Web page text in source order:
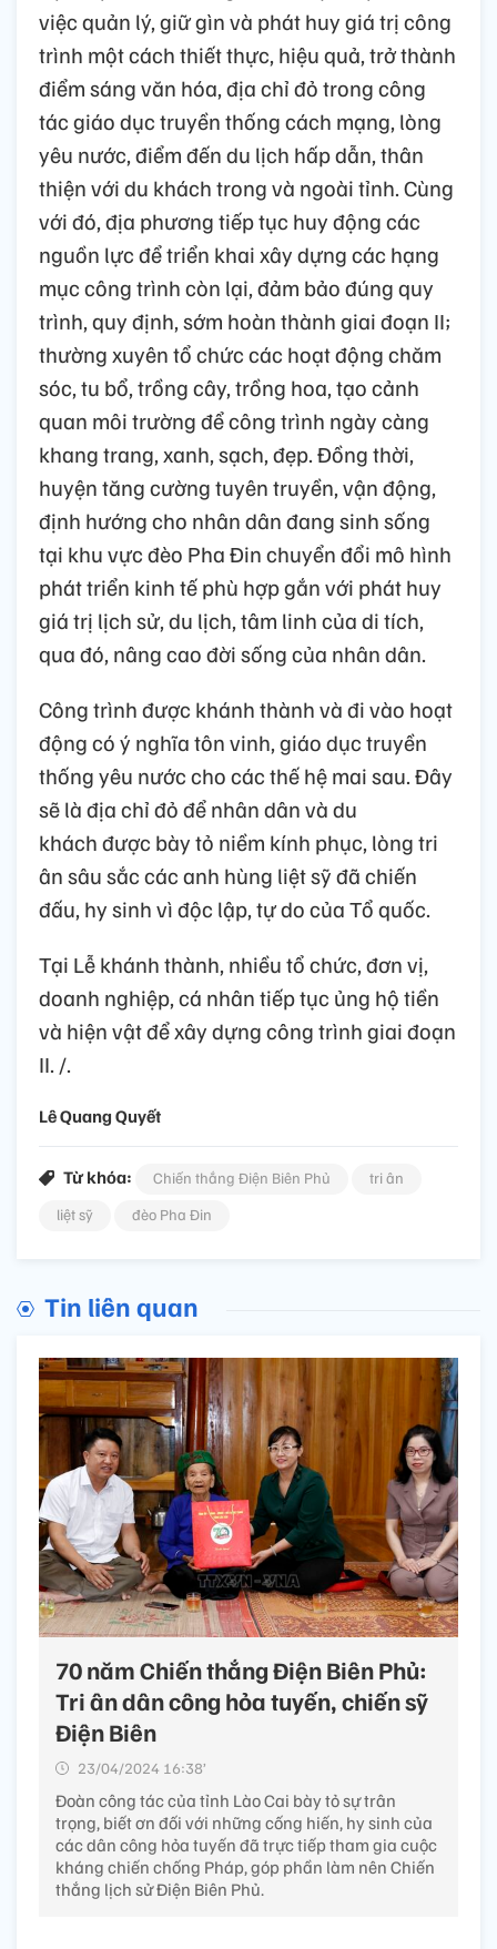
việc quản lý, giữ gìn và phát huy giá trị công
trình một cách thiết thực, hiệu quả, trở thành
điểm sáng văn hóa, địa chỉ đỏ trong công
tác giáo dục truyền thống cách mạng, lòng
yêu nước, điểm đến du lịch hấp dẫn, thân
thiện với du khách trong và ngoài tỉnh. Cùng
với đó, địa phương tiếp tục huy động các
nguồn lực để triển khai xây dựng các hạng
mục công trình còn lại, đảm bảo đúng quy
trình, quy định, sớm hoàn thành giai đoạn II;
thường xuyên tổ chức các hoạt động chăm
sóc, tu bổ, trồng cây, trồng hoa, tạo cảnh
quan môi trường để công trình ngày càng
khang trang, xanh, sạch, đẹp. Đồng thời,
huyện tăng cường tuyên truyền, vận động,
định hướng cho nhân dân đang sinh sống
tại khu vực đèo Pha Đin chuyển đổi mô hình
phát triển kinh tế phù hợp gắn với phát huy
giá trị lịch sử, du lịch, tâm linh của di tích,
qua đó, nâng cao đời sống của nhân dân.
Công trình được khánh thành và đi vào hoạt
động có ý nghĩa tôn vinh, giáo dục truyền
thống yêu nước cho các thế hệ mai sau. Đây
sẽ là địa chỉ đỏ để nhân dân và du
khách được bày tỏ niềm kính phục, lòng tri
ân sâu sắc các anh hùng liệt sỹ đã chiến
đấu, hy sinh vì độc lập, tự do của Tổ quốc.
Tại Lễ khánh thành, nhiều tổ chức, đơn vị,
doanh nghiệp, cá nhân tiếp tục ủng hộ tiền
và hiện vật để xây dựng công trình giai đoạn
II. /.
Lê Quang Quyết
Từ khóa: Chiến thắng Điện Biên Phủ
tri ân
liệt sỹ
đèo Pha Đin
Tin liên quan
70 năm Chiến thắng Điện Biên Phủ:
Tri ân dân công hỏa tuyến, chiến sỹ
Điện Biên
23/04/2024 16:38’
Đoàn công tác của tỉnh Lào Cai bày tỏ sự trân
trọng, biết ơn đối với những cống hiến, hy sinh của
các dân công hỏa tuyến đã trực tiếp tham gia cuộc
kháng chiến chống Pháp, góp phần làm nên Chiến
thắng lịch sử Điện Biên Phủ.